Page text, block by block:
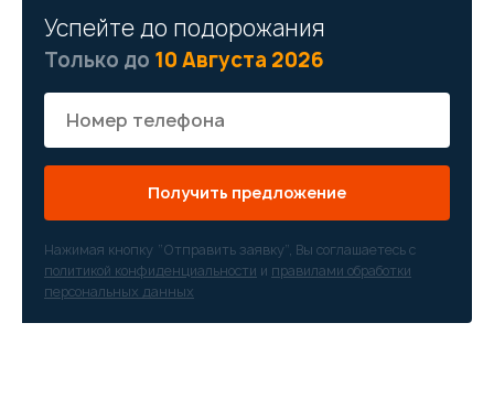
Успейте до подорожания
Только до 10 Августа 2026
Получить предложение
Нажимая кнопку “Отправить заявку”, Вы соглашаетесь с
политикой конфиденциальности и правилами обработки
персональных данных